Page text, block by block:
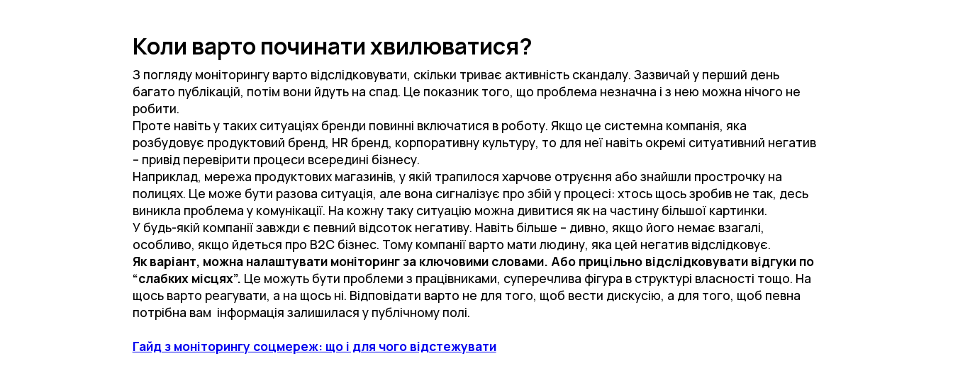
Коли варто починати хвилюватися?
З погляду моніторингу варто відслідковувати, скільки триває активність скандалу. Зазвичай у перший день
багато публікацій, потім вони йдуть на спад. Це показник того, що проблема незначна і з нею можна нічого не
робити.
Проте навіть у таких ситуаціях бренди повинні включатися в роботу. Якщо це системна компанія, яка
розбудовує продуктовий бренд, HR бренд, корпоративну культуру, то для неї навіть окремі ситуативний негатив
– привід перевірити процеси всередині бізнесу.
Наприклад, мережа продуктових магазинів, у якій трапилося харчове отруєння або знайшли прострочку на
полицях. Це може бути разова ситуація, але вона сигналізує про збій у процесі: хтось щось зробив не так, десь
виникла проблема у комунікації. На кожну таку ситуацію можна дивитися як на частину більшої картинки.
У будь-якій компанії завжди є певний відсоток негативу. Навіть більше – дивно, якщо його немає взагалі,
особливо, якщо йдеться про В2С бізнес. Тому компанії варто мати людину, яка цей негатив відслідковує.
Як варіант, можна налаштувати моніторинг за ключовими словами. Або прицільно відслідковувати відгуки по
“слабких місцях”. Це можуть бути проблеми з працівниками, суперечлива фігура в структурі власності тощо. На
щось варто реагувати, а на щось ні. Відповідати варто не для того, щоб вести дискусію, а для того, щоб певна
потрібна вам інформація залишилася у публічному полі.
Гайд з моніторингу соцмереж: що і для чого відстежувати